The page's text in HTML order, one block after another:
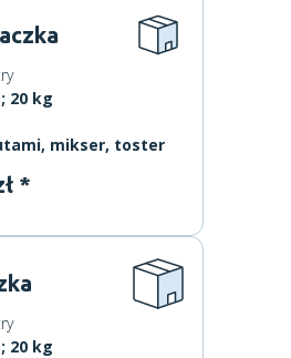
20 kg
mikser, toster
*
20 kg